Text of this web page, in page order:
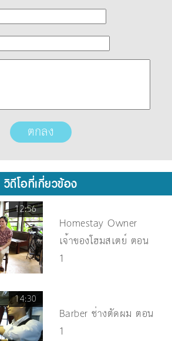
วิดีโอที่เกี่ยวข้อง
12:56
Homestay Owner
เจ้าของโฮมสเตย์ ตอน
1
14:30
Barber ช่างตัดผม ตอน
1